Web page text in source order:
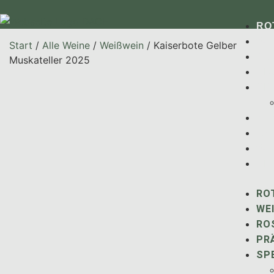
Start / Alle Weine / Weißwein / Kaiserbote Gelber
Muskateller 2025